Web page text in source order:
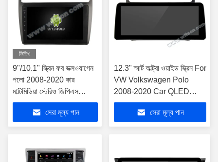
ভিডিও
9"/10.1" স্ক্রিন ফর ভক্সওয়াগেন
পলো 2008-2020 কার
মাল্টিমিডিয়া স্টেরিও জিপিএস
কারপ্লে প্লেয়ার
সেরা মূল্য পান
12.3" স্মার্ট আল্ট্রা ওয়াইড স্ক্রিন For
VW Volkswagen Polo
2008-2020 Car QLED
Multimedia Stereo
সেরা মূল্য পান